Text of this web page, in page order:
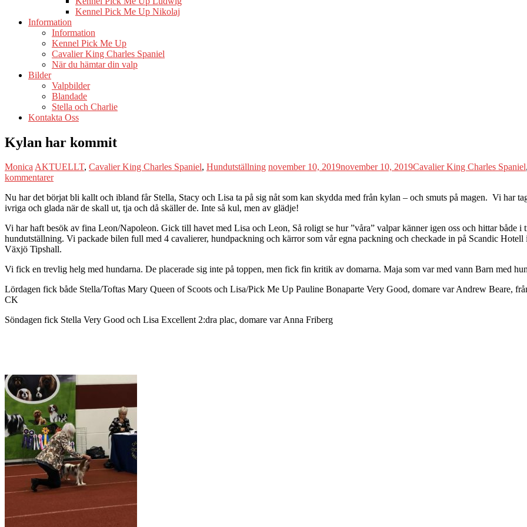
Kennel Pick Me Up Nikolaj
Information
Information
Kennel Pick Me Up
Cavalier King Charles Spaniel
När du hämtar din valp
Bilder
Valpbilder
Blandade
Stella och Charlie
Kontakta Oss
Kylan har kommit
MonicaAKTUELLT, Cavalier King Charles Spaniel, Hundutställning november 10, 2019november 10, 2019Cavalier King Charles Spaniel
kommentarer
Nu har det börjat bli kallt och ibland får Stella, Stacy och Lisa ta på sig nåt som kan skydda med från kylan – och smuts på magen. Vi har
ivriga och glada när de skall ut, tja och då skäller de. Inte så kul, men av glädje!
Vi har haft besök av fina Leon/Napoleon. Gick till havet med Lisa och Leon, Så roligt se hur ”våra” valpar känner igen oss och hittar både
hundutställning. Vi packade bilen full med 4 cavalierer, hundpackning och kärror som vår egna packning och checkade in på Scandic
Växjö Tipshall.
Vi fick en trevlig helg med hundarna. De placerade sig inte på toppen, men fick fin kritik av domarna. Maja som var med vann Barn med
Lördagen fick både Stella/Toftas Mary Queen of Scoots och Lisa/Pick Me Up Pauline Bonaparte Very Good, domare var Andrew Beare,
CK
Söndagen fick Stella Very Good och Lisa Excellent 2:dra plac, domare var Anna Friberg